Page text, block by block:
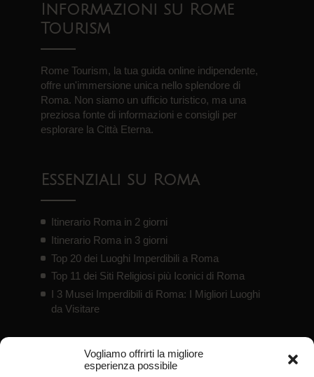
Vogliamo offrirti la migliore
esperienza possibile
Informazioni su Rome
Tourism
Rome Tourism, la tua guida online indipendente,
offre un'immersione unica nello splendore di
Roma. Non siamo un ufficio turistico, ma una
preziosa fonte di informazioni e consigli per
esplorare la Città Eterna.
Essenziali su Roma
Itinerario Roma in 2 giorni
Itinerario Roma in 3 giorni
Top 20 dei Luoghi Imperdibili a Roma
Top 11 dei Siti Religiosi più Iconici di Roma
I 3 Musei Imperdibili di Roma: I Migliori Luoghi
da Visitare
Offerte